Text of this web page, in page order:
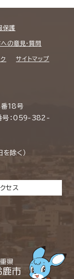
保護
の意見・質問
サイトマップ
18号
号：059-382-
除く）
セス